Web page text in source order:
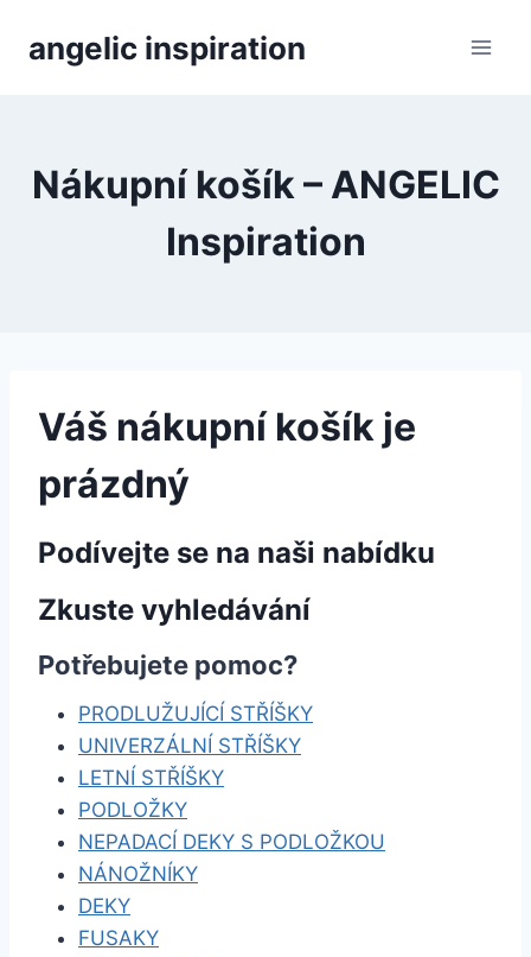
angelic inspiration
Nákupní košík – ANGELIC
Inspiration
Váš nákupní košík je
prázdný
Podívejte se na naši nabídku
Zkuste vyhledávání
Potřebujete pomoc?
PRODLUŽUJÍCÍ STŘÍŠKY
UNIVERZÁLNÍ STŘÍŠKY
LETNÍ STŘÍŠKY
PODLOŽKY
NEPADACÍ DEKY S PODLOŽKOU
NÁNOŽNÍKY
DEKY
FUSAKY